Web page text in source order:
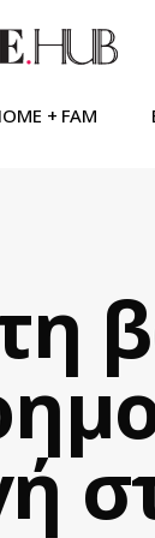
+ FAM